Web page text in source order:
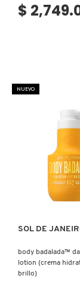
$
NUEVO
Ver
SOL DE
body badalada™
lotion (crema
brillo)